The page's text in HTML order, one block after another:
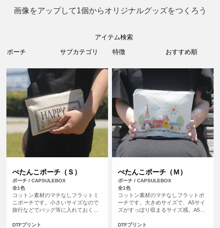
画像をアップして1個からオリジナルグッズをつくろう
アイテム検索
ぺたんこポーチ（Ｓ）
ポーチ / CAPSULEBOX
全1色
コットン素材のマチなしフラットミ
ニポーチです。小さいサイズなので
旅行などでバッグ等に入れておくと
なっております。四角い形のポーチ
DTFプリント
ぺたんこポーチ（Ｍ）
ポーチ / CAPSULEBOX
全1色
コットン素材のマチなしフラットポ
ーチです。大きめサイズで、A5サイ
ズがすっぽり収まるサイズ感。A5ノ
たり、旅行などで小物の小分け用ポ
DTFプリント